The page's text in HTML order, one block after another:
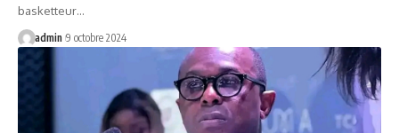
basketteur…
admin 9 octobre 2024